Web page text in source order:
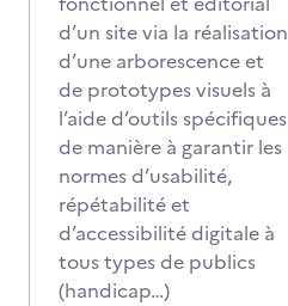
d’un site via la réalisation
d’une arborescence et
de prototypes visuels à
l’aide d’outils spécifiques
de manière à garantir les
normes d’usabilité,
répétabilité et
d’accessibilité digitale à
tous types de publics
(handicap…)